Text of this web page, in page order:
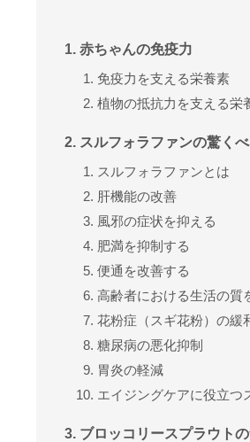
赤ちゃんの免疫力
免疫力を支える栄養素
植物の抵抗力を支える栄
スルフォラファンの驚く
スルフォラファンとは
肝機能の改善
風邪の症状を抑える
肥満を抑制する
便通を改善する
高齢者における生活の質
花粉症（スギ花粉）の緩
糖尿病の悪化抑制
胃炎の軽減
エイジングケアに役立つ
ブロッコリースプラウト